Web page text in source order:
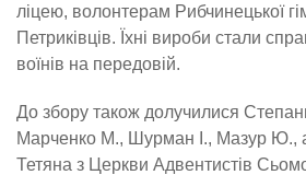
ліцею, волонтерам Рибчинецької
Петриківців. Їхні вироби стали
воїнів на передовій.
До збору також долучилися
Марченко М., Шурман І., Мазур Ю.,
Тетяна з Церкви Адвентистів